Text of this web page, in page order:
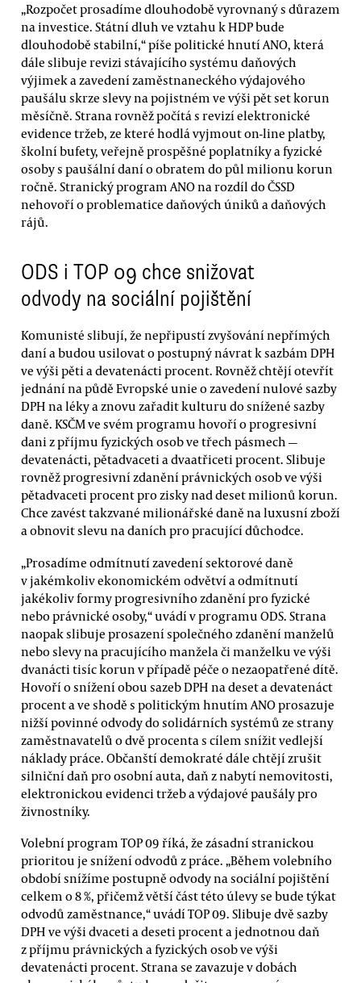
„Rozpočet prosadíme dlouhodobě vyrovnaný s důrazem
na investice. Státní dluh ve vztahu k HDP bude
dlouhodobě stabilní,“ píše politické hnutí ANO, která
dále slibuje revizi stávajícího systému daňových
výjimek a zavedení zaměstnaneckého výdajového
paušálu skrze slevy na pojistném ve výši pět set korun
měsíčně. Strana rovněž počítá s revizí elektronické
evidence tržeb, ze které hodlá vyjmout on-line platby,
školní bufety, veřejně prospěšné poplatníky a fyzické
osoby s paušální daní o obratem do půl milionu korun
ročně. Stranický program ANO na rozdíl do ČSSD
nehovoří o problematice daňových úniků a daňových
rájů.
ODS i TOP 09 chce snižovat
odvody na sociální pojištění
Komunisté slibují, že nepřipustí zvyšování nepřímých
daní a budou usilovat o postupný návrat k sazbám DPH
ve výši pěti a devatenácti procent. Rovněž chtějí otevřít
jednání na půdě Evropské unie o zavedení nulové sazby
DPH na léky a znovu zařadit kulturu do snížené sazby
daně. KSČM ve svém programu hovoří o progresivní
dani z příjmu fyzických osob ve třech pásmech —
devatenácti, pětadvaceti a dvaatřiceti procent. Slibuje
rovněž progresivní zdanění právnických osob ve výši
pětadvaceti procent pro zisky nad deset milionů korun.
Chce zavést takzvané milionářské daně na luxusní zboží
a obnovit slevu na daních pro pracující důchodce.
„Prosadíme odmítnutí zavedení sektorové daně
v jakémkoliv ekonomickém odvětví a odmítnutí
jakékoliv formy progresivního zdanění pro fyzické
nebo právnické osoby,“ uvádí v programu ODS. Strana
naopak slibuje prosazení společného zdanění manželů
nebo slevy na pracujícího manžela či manželku ve výši
dvanácti tisíc korun v případě péče o nezaopatřené dítě.
Hovoří o snížení obou sazeb DPH na deset a devatenáct
procent a ve shodě s politickým hnutím ANO prosazuje
nižší povinné odvody do solidárních systémů ze strany
zaměstnavatelů o dvě procenta s cílem snížit vedlejší
náklady práce. Občanští demokraté dále chtějí zrušit
silniční daň pro osobní auta, daň z nabytí nemovitosti,
elektronickou evidenci tržeb a výdajové paušály pro
živnostníky.
Volební program TOP 09 říká, že zásadní stranickou
prioritou je snížení odvodů z práce. „Během volebního
období snížíme postupně odvody na sociální pojištění
celkem o 8 %, přičemž větší část této úlevy se bude týkat
odvodů zaměstnance,“ uvádí TOP 09. Slibuje dvě sazby
DPH ve výši dvaceti a deseti procent a jednotnou daň
z příjmu právnických a fyzických osob ve výši
devatenácti procent. Strana se zavazuje v dobách